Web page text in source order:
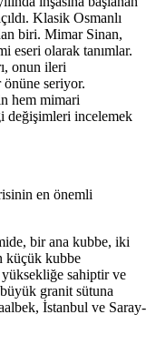
Klasik Osmanlı
biri. Mimar Sinan,
eseri olarak tanımlar.
onun ileri
önüne seriyor.
hem mimari
değişimleri incelemek
en önemli
bir ana kubbe, iki
küçük kubbe
sahiptir ve
granit sütuna
İstanbul ve Saray-